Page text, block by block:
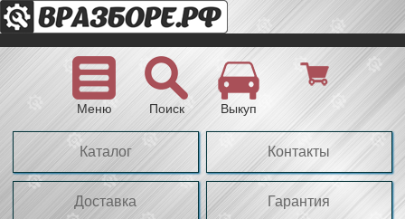
Меню Поиск Выкуп
Каталог Контакты
Доставка Гарантия